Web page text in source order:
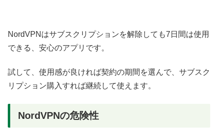
NordVPNはサブスクリプションを解除しても7日間は使用
できる、安心のアプリです。
試して、使用感が良ければ契約の期間を選んで、サブスク
リプション購入すれば継続して使えます。
NordVPNの危険性